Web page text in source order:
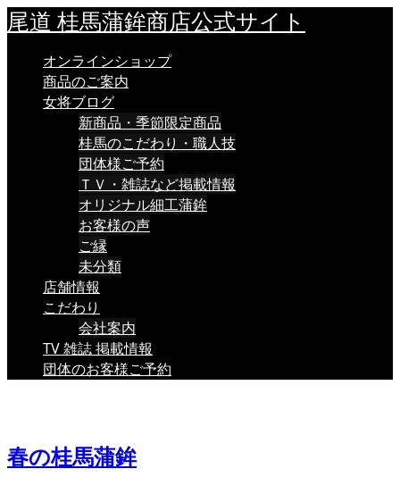
尾道 桂馬蒲鉾商店公式サイト
オンラインショップ
商品のご案内
女将ブログ
新商品・季節限定商品
桂馬のこだわり・職人技
団体様ご予約
ＴＶ・雑誌など掲載情報
オリジナル細工蒲鉾
お客様の声
ご縁
未分類
店舗情報
こだわり
会社案内
TV 雑誌 掲載情報
団体のお客様ご予約
春の桂馬蒲鉾